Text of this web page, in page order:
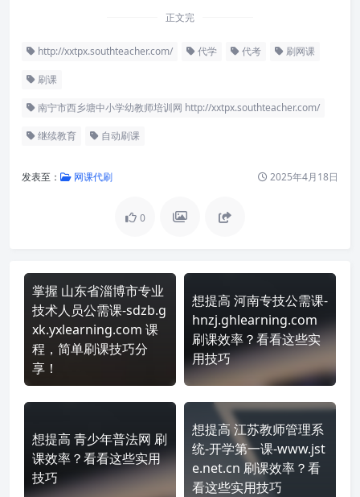
正文完
http://xxtpx.southteacher.com/ 代学 代考 刷网课
刷课
南宁市西乡塘中小学幼教师培训网 http://xxtpx.southteacher.com/
继续教育 自动刷课
发表至： 网课代刷 2025年4月18日
0
掌握 山东省淄博市专业
技术人员公需课-sdzb.g
xk.yxlearning.com 课
程，简单刷课技巧分
享！
想提高 河南专技公需课-
hnzj.ghlearning.com
刷课效率？看看这些实
用技巧
想提高 青少年普法网 刷
课效率？看看这些实用
技巧
想提高 江苏教师管理系
统-开学第一课-www.jst
e.net.cn 刷课效率？看
看这些实用技巧